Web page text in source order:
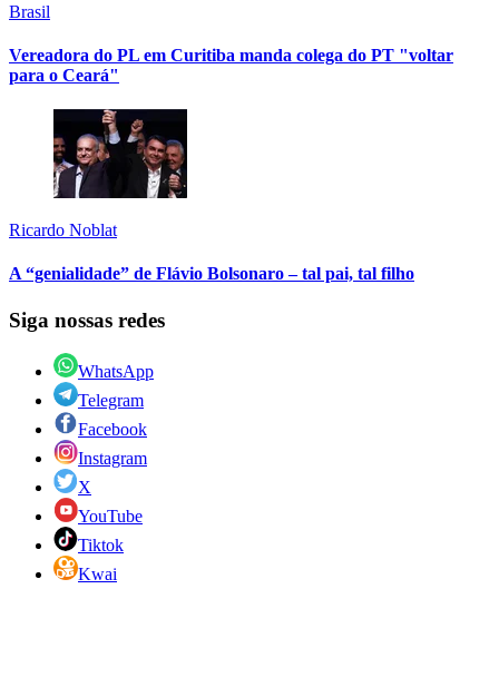
Brasil
Vereadora do PL em Curitiba manda colega do PT "voltar
para o Ceará"
Ricardo Noblat
A “genialidade” de Flávio Bolsonaro – tal pai, tal filho
Siga nossas redes
WhatsApp
Telegram
Facebook
Instagram
X
YouTube
Tiktok
Kwai